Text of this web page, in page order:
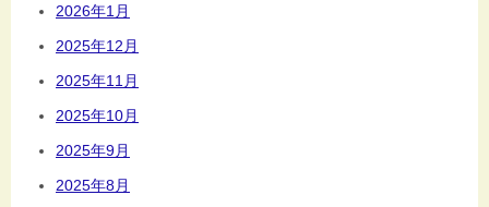
2026年1月
2025年12月
2025年11月
2025年10月
2025年9月
2025年8月